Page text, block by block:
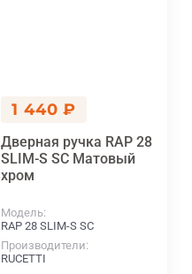
1 440 ₽
Дверная ручка RAP 28
SLIM-S SC Матовый
хром
Модель
RAP 28 SLIM-S SC
Производители
RUCETTI